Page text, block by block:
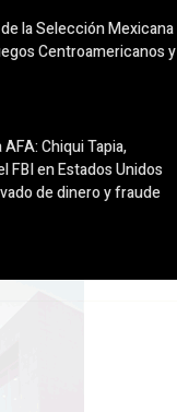
la Selección Mexicana
Centroamericanos y
Chiqui Tapia,
FBI en Estados Unidos
de dinero y fraude